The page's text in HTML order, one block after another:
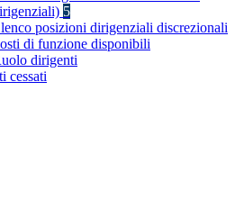
5
posizioni dirigenziali discrezionali
di funzione disponibili
dirigenti
cessati